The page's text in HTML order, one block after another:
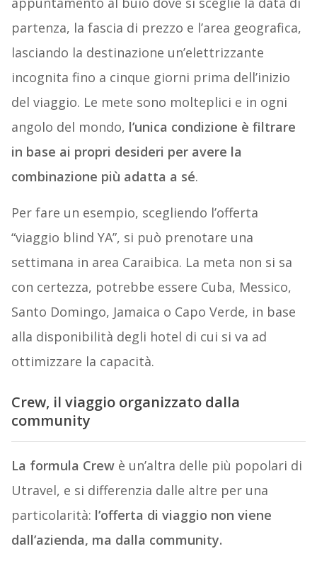
partenza, la fascia di prezzo e l’area geografica,
lasciando la destinazione un’elettrizzante
incognita fino a cinque giorni prima dell’inizio
del viaggio. Le mete sono molteplici e in ogni
angolo del mondo, l’unica condizione è filtrare
in base ai propri desideri per avere la
combinazione più adatta a sé.
Per fare un esempio, scegliendo l’offerta
“viaggio blind YA”, si può prenotare una
settimana in area Caraibica. La meta non si sa
con certezza, potrebbe essere Cuba, Messico,
Santo Domingo, Jamaica o Capo Verde, in base
alla disponibilità degli hotel di cui si va ad
ottimizzare la capacità.
Crew, il viaggio organizzato dalla
community
La formula Crewè un’altra delle più popolari di
Utravel, e si differenzia dalle altre per una
particolarità: l’offerta di viaggio non viene
dall’azienda, ma dalla community.